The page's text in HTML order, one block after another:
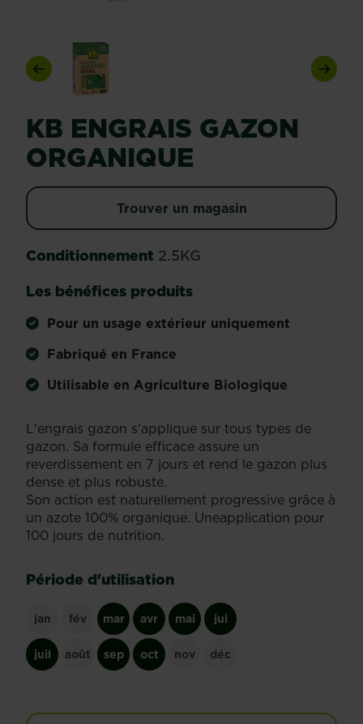
Previous Next
KB ENGRAIS GAZON
ORGANIQUE
Trouver un magasin
Conditionnement 2.5KG
Les bénéfices produits
Pour un usage extérieur uniquement
Fabriqué en France
Utilisable en Agriculture Biologique
L'engrais gazon s'applique sur tous types de
gazon. Sa formule efficace assure un
reverdissement en 7 jours et rend le gazon plus
dense et plus robuste.
Son action est naturellement progressive grâce à
un azote 100% organique. Uneapplication pour
100 jours de nutrition.
Période d'utilisation
jan fév mar avr mai jui
juil août sep oct nov déc